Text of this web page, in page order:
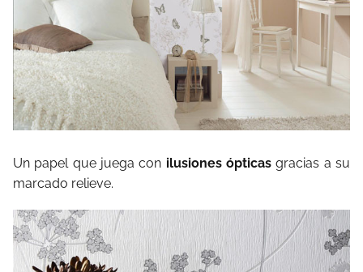
Un papel que juega con ilusiones ópticas gracias a su
marcado relieve.